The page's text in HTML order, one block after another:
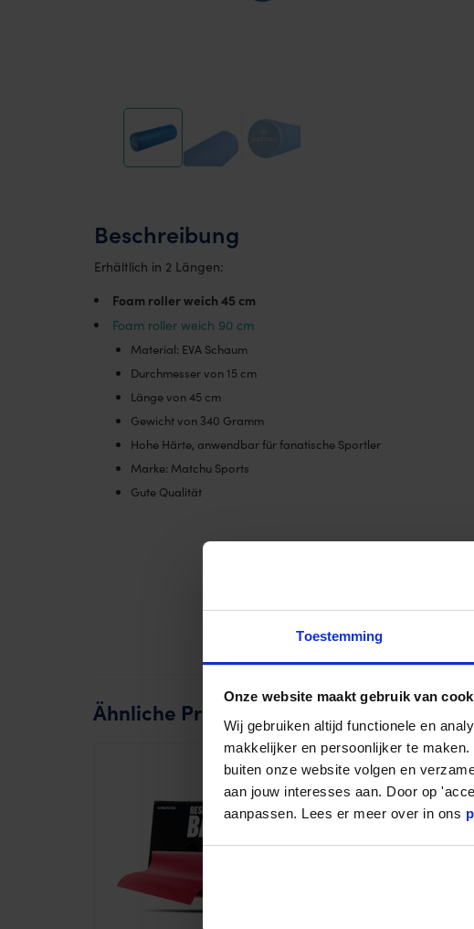
Toestemming
Onze website maakt gebruik van
Wij gebruiken altijd functionele en
makkelijker en persoonlijker te
buiten onze website volgen en
aan jouw interesses aan. Door op
aanpassen. Lees er meer over in ons
Beschreibung
Erhältlich in 2 Längen:
Foam roller weich 45 cm
Foam roller weich 90 cm
Material: EVA Schaum
Durchmesser von 15 cm
Länge von 45 cm
Gewicht von 340 Gramm
Hohe Härte, anwendbar für fanatische Sportler
Marke: Matchu Sports
Gute Qualität
Ähnliche Produkte